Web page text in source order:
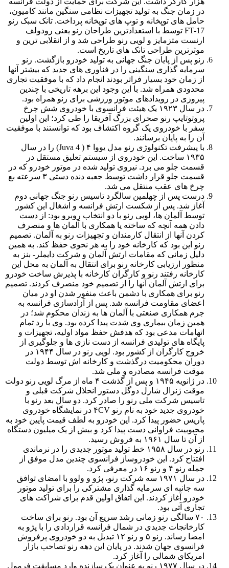
در زمان جنگ به تولید تجهیزات نظامی سنگین مانند کامیون،
حامل های توپخانه و توپ های توپخانه پرداخت. تانک سبک رنو
FT-17 توسط با استعدادترین طراحان رنو یعنی رودولف
ارنست متزمایز و لویی رنو طراحی شد و از انقلابی ترین و
موثرترین طراحی تانک های تاریخ است.
رنو پس از پایان جنگ جهانی به تولید خودرو بازگشت. رنو
سرمایه گذاری سنگینی را در فناوری های جدید که بیشتر آنها
از زمان خود بسیار فراتر بودند انجام داد که با موفقیت تجاری
محدودی همراه شد. با این وجود این برهه تاریخی با چندین
پیروزی در رویدادهای موتور ورزشی برای رنو همراه بود.
در سال ۱۹۲۳ یک هیئت فرانسوی با خودروی شش چرخ
پروتوتایپ رنو صحرای بزرگ آفریقا را طی کرد؛ این اولین
سفر با خودروی یک گروه اکتشاف بود که توانستند با موفقیت
آن را به پایان برسانند.
با پیشرفت تکنولوژی رنو مدل یووا ۴ ( Juva 4) را در سال
۱۹۳۵ ساخت. این خودروی از سیستم تعلیق مستقل در
قسمت جلو می برد. نیروی تولید شده در موتور خودرو که در
قسمت جلو قرار داشت توسط جعبه دنده دستی ۳ سرعته بع
چرخ های عقب منتقل می شد.
درست پس از چهلمین سالگرد تاسیس رنو جنگ جهانی دوم
آغاز شد. پس از شکست ارتش فرانسه و اشغال این کشور
توسط آلمان ها، لویی رنو با دو انتخاب روبرو بود: از دست
دادن همه آنچه که ساخته یا همکاری با آلمان ها و منصرف
کردن آنها از انتقال کارمندان و تجهیزات رنو به آلمان. تصمیم
رنو این بود که کارخانه خود را به هر نحوی حفظ کند. به همین
دلیل زمانی که مقامات ارتش آلمان و شرکت دایملر- بنز به
منظور ارزیابی کارخانه رنو برای انتقال به آلمان به محل این
کارخانه رفتند رنو و کارگران کارخانه با پذیرش ساخت خودرو
برای ارتش آلمان آنها را از تصمیم خود منصرف کردند. تصمیم
رنو برای همکاری با دشمن باعث منفور شدن او در میان
اعضای مقاومت فرانسه شد. پس از آزادسازی فرانسه به
جرم همکاری صنعتی با آلمان ها به زندان محکوم شد؛ در
همین زمان بیماری وی شدت پیدا کرده بود. وی با رد تمام
اتهامات مدعی بود که هدفش حفظ مواد اولیه، تجهیزات و
پایگاه های تولیدی فرانسه از دست نازی ها و جلوگیری از
خروج کارگران از کشور بود. لویی رنو در سال ۱۹۴۴ در
دوران محکومیت درگذشت و کارخانه اش توسط دولت
موقت فرانسه مصادره و ملی شد.
در ژانویه ۱۹۴۵
و پس از گذشت ۴ ماه از مرگ لویی رنو دولت
موقت ژنرال شارل دوگل دستور انحلال شرکت قبلی و
تاسیس شرکت ملی رنو را صادر کرد. دو سال بعد رنو با
خودروی جدید خود به نام رنو ۴CV در نمایشگاه خودروی
پاریس حضور پیدا کرد. این خودرو به لطف قیمت پایین خود به
محبوبیت فراوانی دست پیدا کرد و بیش از یک میلیون دستگاه
از آن تا سال ۱۹۶۱ به فروش رسید.
رنو در سال ۱۹۵۸ خط تولید موتور جدیدی را در نرماندی
افتتاح کرد. این خودروساز فرانسوی چندین مدل موفق از
جمله رنو ۴ و رنو ۱۶ در معرفی کرد.
در سال ۱۹۷۱ سه شرکت رنو، پژو و ولوو با امضای توافق
سه جانبه ای سرمایه گذاری مشترکی را برای تولید موتور
خودرو آغاز کردند. این اتفاق اولین قدم برای شراکت های
تجاری آتی بود.
۷۰ سالگی رنو زمانی رشد سریع آن بود. رنو برای ساخت
کارخانجات جدیدی در شمال فرانسه قراردادی را با پژو به
امضا رساند. رنو ۵ و رنو ۱۲ تبدیل به دو خودروی پرفروش
فرانسوی جهان شدند. در پایان این دهه رنو تصاحب بازار
امریکای شمالی را آغاز کرد.
در سال ۱۹۷۷ رنو به عنوان یک سازنده وارد مسابقت فرمول